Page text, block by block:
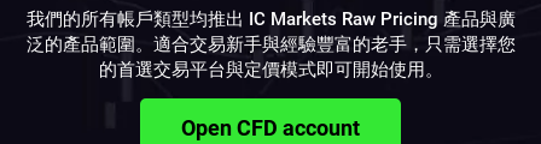
我們的所有帳戶類型均推出 IC Markets Raw Pricing 產品與廣
泛的產品範圍。適合交易新手與經驗豐富的老手，只需選擇您
的首選交易平台與定價模式即可開始使用。
Open CFD account